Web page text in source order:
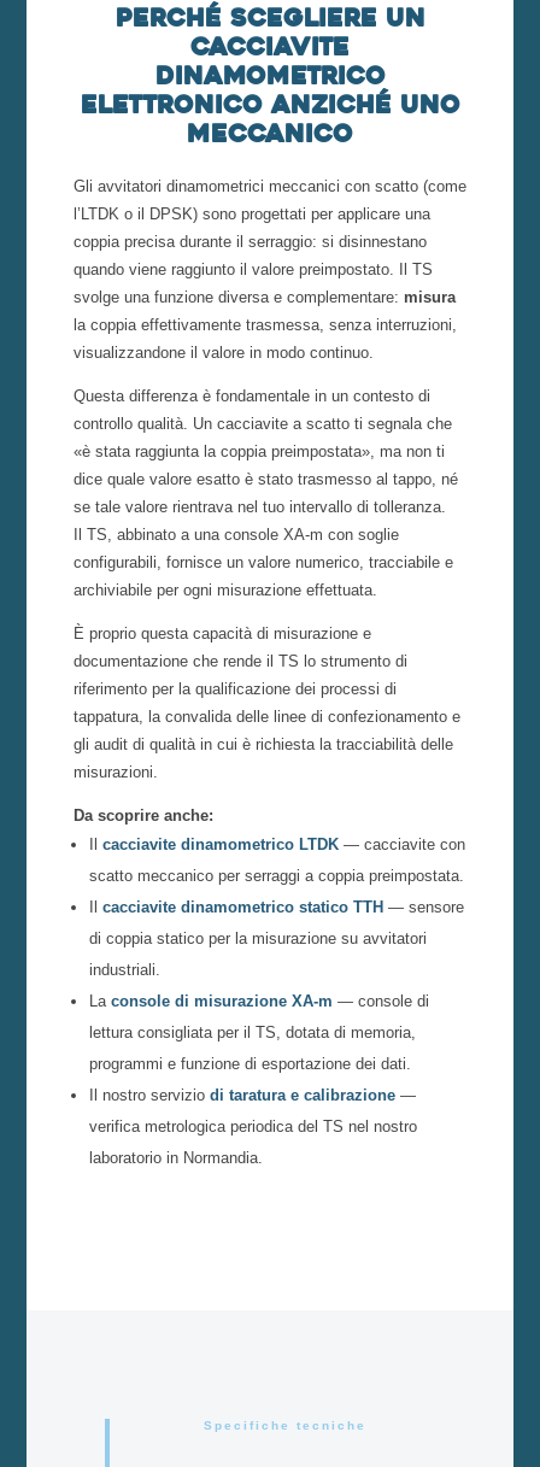
Perché scegliere un
cacciavite
dinamometrico
elettronico anziché uno
meccanico
Gli avvitatori dinamometrici meccanici con scatto (come
l’LTDK o il DPSK) sono progettati per applicare una
coppia precisa durante il serraggio: si disinnestano
quando viene raggiunto il valore preimpostato. Il TS
svolge una funzione diversa e complementare: misura
la coppia effettivamente trasmessa, senza interruzioni,
visualizzandone il valore in modo continuo.
Questa differenza è fondamentale in un contesto di
controllo qualità. Un cacciavite a scatto ti segnala che
«è stata raggiunta la coppia preimpostata», ma non ti
dice quale valore esatto è stato trasmesso al tappo, né
se tale valore rientrava nel tuo intervallo di tolleranza.
Il TS, abbinato a una console XA-m con soglie
configurabili, fornisce un valore numerico, tracciabile e
archiviabile per ogni misurazione effettuata.
È proprio questa capacità di misurazione e
documentazione che rende il TS lo strumento di
riferimento per la qualificazione dei processi di
tappatura, la convalida delle linee di confezionamento e
gli audit di qualità in cui è richiesta la tracciabilità delle
misurazioni.
Da scoprire anche:
cacciavite dinamometrico LTDK— cacciavite con
scatto meccanico per serraggi a coppia preimpostata.
cacciavite dinamometrico statico TTH — sensore
di coppia statico per la misurazione su avvitatori
industriali.
La console di misurazione XA-m — console di
lettura consigliata per il TS, dotata di memoria,
programmi e funzione di esportazione dei dati.
Il nostro servizio di taratura e calibrazione—
verifica metrologica periodica del TS nel nostro
laboratorio in Normandia.
Specifiche tecniche